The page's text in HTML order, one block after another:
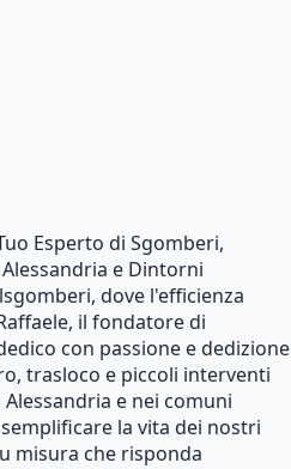
Esperto di Sgomberi,
e Dintorni
dove l'efficienza
il fondatore di
con passione e dedizione
trasloco e piccoli interventi
e nei comuni
la vita dei nostri
misura che risponda